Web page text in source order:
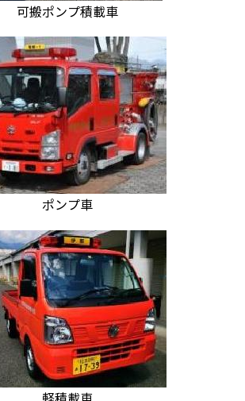
可搬ポンプ積載車
ポンプ車